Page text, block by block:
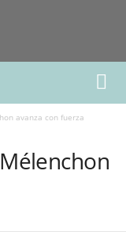
avanza con fuerza